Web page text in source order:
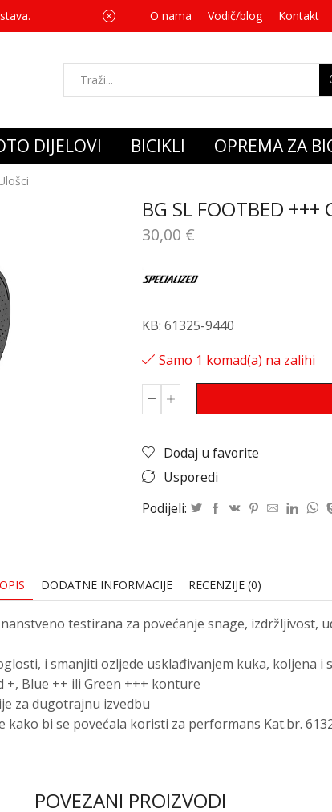
Za svaku kupnju
O nama Vodič/blog Kontakt
DIJELOVI BICIKLI OPREMA ZA
BG SL FOOTBED +++
30,00 €
KB: 61325-9440
Samo 1 komad(a) na zalihi
Dodaj u favorite
Usporedi
Podijeli:
OPIS DODATNE INFORMACIJE RECENZIJE (0)
testirana za povećanje snage, izdržljivost,
i smanjiti ozljede usklađivanjem kuka, koljena i
+, Blue ++ ili Green +++ konture
za dugotrajnu izvedbu
bi se povećala koristi za performans Kat.br.
POVEZANI PROIZVODI